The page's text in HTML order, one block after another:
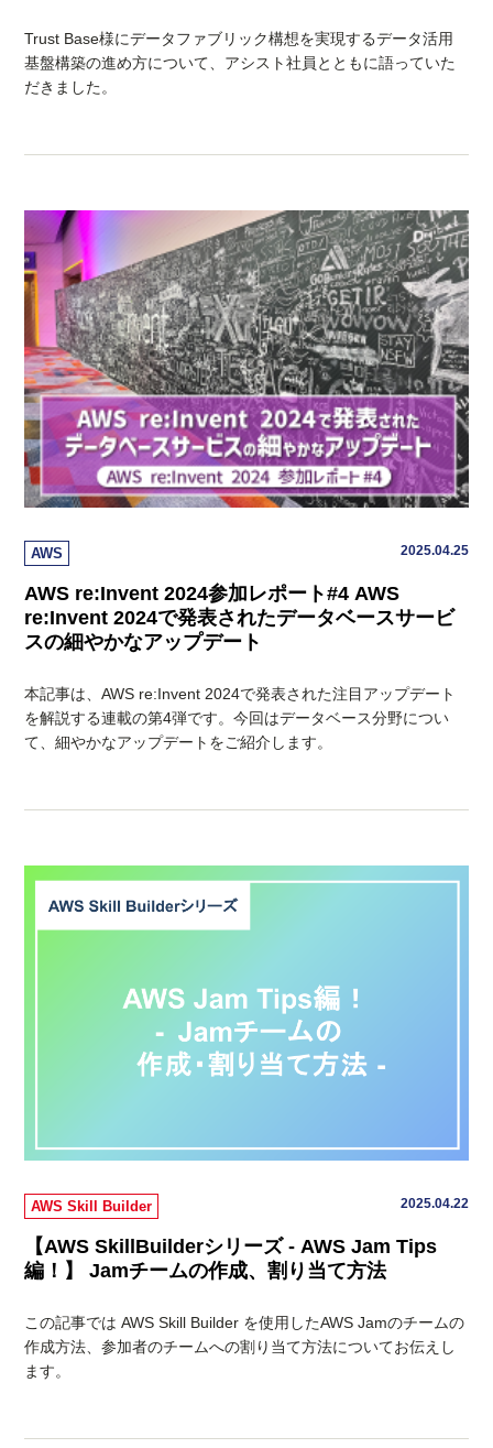
Trust Base様にデータファブリック構想を実現するデータ活用
基盤構築の進め方について、アシスト社員とともに語っていた
だきました。
AWS 2025.04.25
AWS re:Invent 2024参加レポート#4 AWS
re:Invent 2024で発表されたデータベースサービ
スの細やかなアップデート
本記事は、AWS re:Invent 2024で発表された注目アップデート
を解説する連載の第4弾です。今回はデータベース分野につい
て、細やかなアップデートをご紹介します。
AWS Skill Builder 2025.04.22
【AWS SkillBuilderシリーズ - AWS Jam Tips
編！】 Jamチームの作成、割り当て方法
この記事では AWS Skill Builder を使用したAWS Jamのチームの
作成方法、参加者のチームへの割り当て方法についてお伝えし
ます。